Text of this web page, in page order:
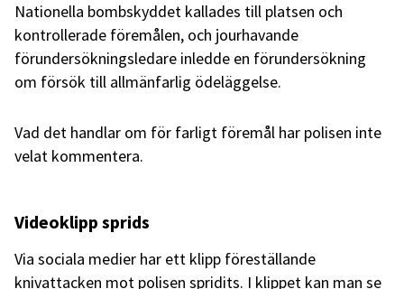
Nationella bombskyddet kallades till platsen och
kontrollerade föremålen, och jourhavande
förundersökningsledare inledde en förundersökning
om försök till allmänfarlig ödeläggelse.
Vad det handlar om för farligt föremål har polisen inte
velat kommentera.
Videoklipp sprids
Via sociala medier har ett klipp föreställande
knivattacken mot polisen spridits. I klippet kan man se